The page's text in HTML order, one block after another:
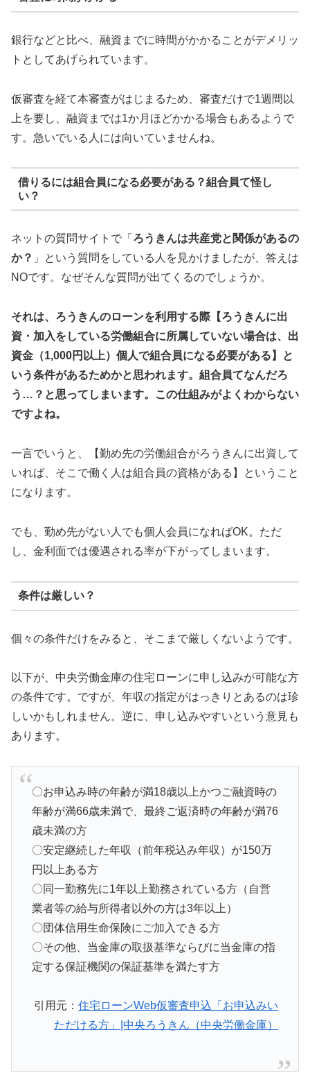
銀行などと比べ、融資までに時間がかかることがデメリッ
トとしてあげられています。
仮審査を経て本審査がはじまるため、審査だけで1週間以
上を要し、融資までは1か月ほどかかる場合もあるようで
す。急いでいる人には向いていませんね。
借りるには組合員になる必要がある？組合員て怪し
い？
ネットの質問サイトで「 ろうきんは共産党と関係があるの
か？ 」という質問をしている人を見かけましたが、答えは
NOです。なぜそんな質問が出てくるのでしょうか。
それは、ろうきんのローンを利用する際【ろうきんに出
資・加入をしている労働組合に所属していない場合は、出
資金（1,000円以上）個人で組合員になる必要がある】と
いう条件があるためかと思われます。組合員てなんだろ
う…？と思ってしまいます。この仕組みがよくわからない
ですよね。
一言でいうと、【勤め先の労働組合がろうきんに出資して
いれば、そこで働く人は組合員の資格がある】ということ
になります。
でも、勤め先がない人でも個人会員になればOK。ただ
し、金利面では優遇される率が下がってしまいます。
条件は厳しい？
個々の条件だけをみると、そこまで厳しくないようです。
以下が、中央労働金庫の住宅ローンに申し込みが可能な方
の条件です。ですが、年収の指定がはっきりとあるのは珍
しいかもしれません。逆に、申し込みやすいという意見も
あります。
〇お申込み時の年齢が満18歳以上かつご融資時の
年齢が満66歳未満で、最終ご返済時の年齢が満76
歳未満の方
〇安定継続した年収（前年税込み年収）が150万
円以上ある方
〇同一勤務先に1年以上勤務されている方（自営
業者等の給与所得者以外の方は3年以上）
〇団体信用生命保険にご加入できる方
〇その他、当金庫の取扱基準ならびに当金庫の指
定する保証機関の保証基準を満たす方
引用元：住宅ローンWeb仮審査申込「お申込みい
ただける方」|中央ろうきん（中央労働金庫）